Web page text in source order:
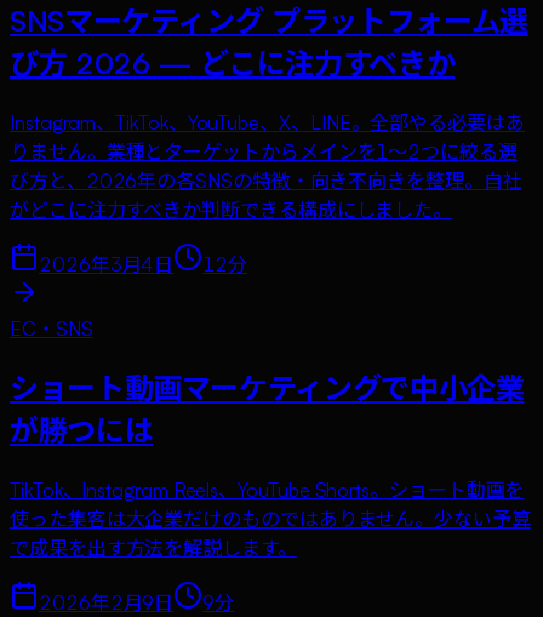
SNSマーケティング プラットフォーム選
び方 2026 — どこに注力すべきか
Instagram、TikTok、YouTube、X、LINE。全部やる必要はあ
りません。業種とターゲットからメインを1〜2つに絞る選
び方と、2026年の各SNSの特徴・向き不向きを整理。自社
がどこに注力すべきか判断できる構成にしました。
2026年3月4日 12分
EC・SNS
ショート動画マーケティングで中小企業
が勝つには
TikTok、Instagram Reels、YouTube Shorts。ショート動画を
使った集客は大企業だけのものではありません。少ない予算
で成果を出す方法を解説します。
2026年2月9日 9分